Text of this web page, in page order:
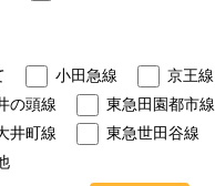
小田急線
京王線
の頭線
東急田園都市線
井町線
東急世田谷線